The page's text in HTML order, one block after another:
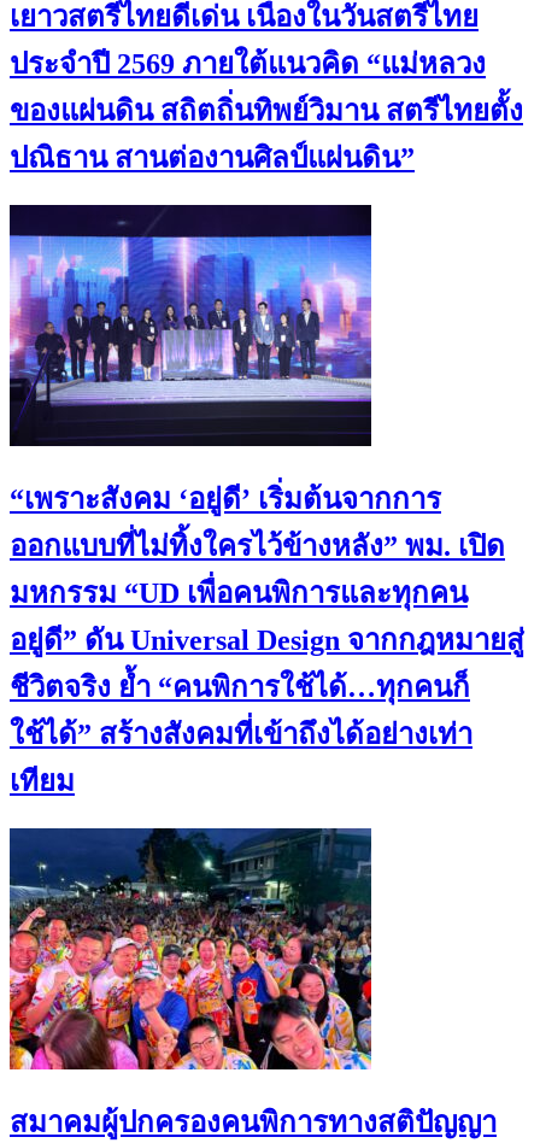
เยาวสตรีไทยดีเด่น เนื่องในวันสตรีไทย
ประจำปี 2569 ภายใต้แนวคิด “แม่หลวง
ของแผ่นดิน สถิตถิ่นทิพย์วิมาน สตรีไทยตั้ง
ปณิธาน สานต่องานศิลป์แผ่นดิน”
“เพราะสังคม ‘อยู่ดี’ เริ่มต้นจากการ
ออกแบบที่ไม่ทิ้งใครไว้ข้างหลัง” พม. เปิด
มหกรรม “UD เพื่อคนพิการและทุกคน
อยู่ดี” ดัน Universal Design จากกฎหมายสู่
ชีวิตจริง ย้ำ “คนพิการใช้ได้…ทุกคนก็
ใช้ได้” สร้างสังคมที่เข้าถึงได้อย่างเท่า
เทียม
สมาคมผู้ปกครองคนพิการทางสติปัญญา